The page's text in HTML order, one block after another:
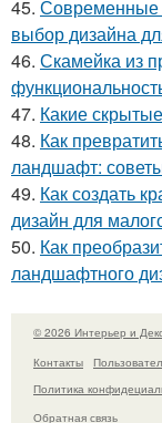
45. Современные
выбор дизайна
46. Скамейка из
47. Какие
48. Как
ландшафт:
49. Как создать
дизайн для
50. Как
ландшафтного
© 2026 Интерьер и
Контакты
Политика
Обратная связь